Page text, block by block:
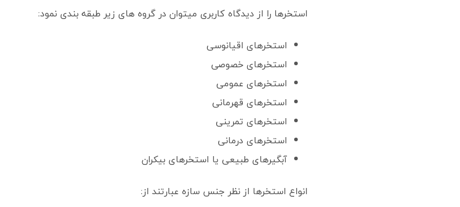
استخرها را از دیدگاه کاربری میتوان در گروه های زیر طبقه بندی نمود:
استخرهای اقیانوسی
استخرهای خصوصی
استخرهای عمومی
استخرهای قهرمانی
استخرهای تمرینی
استخرهای درمانی
آبگیرهای طبیعی یا استخرهای بیکران
انواع استخرها از نظر جنس سازه عبارتند از: